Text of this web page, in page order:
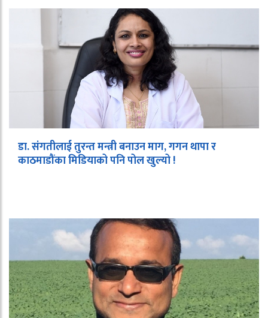
डा. संगतीलाई तुरन्त मन्त्री बनाउन माग, गगन थापा र
काठमाडौंका मिडियाको पनि पोल खुल्यो !